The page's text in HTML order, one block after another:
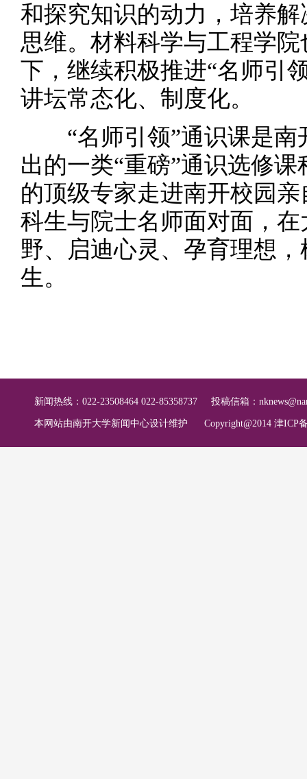
和探究知识的动力，培养
思维。材料科学与工程学
下，继续积极推进“名师引
讲坛常态化、制度化。
“名师引领”通识课是南
出的一类“重磅”通识选修
的顶级专家走进南开校园
科生与院士名师面对面，
野、启迪心灵、孕育理想
生。
新闻热线：022-23508464 022-85358737 投稿信箱：
本网站由南开大学新闻中心设计维护 Copyright@2014 津ICP